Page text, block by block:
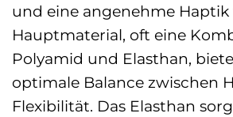
und eine angenehme Haptik
Hauptmaterial, oft eine
Polyamid und Elasthan,
optimale Balance zwischen
Flexibilität. Das Elasthan